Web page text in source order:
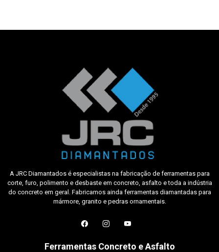
A JRC Diamantados é especialistas na fabricação de ferramentas para
corte, furo, polimento e desbaste em concreto, asfalto e toda a indústria
do concreto em geral. Fabricamos ainda ferramentas diamantadas para
mármore, granito e pedras ornamentais.
Ferramentas Concreto e Asfalto